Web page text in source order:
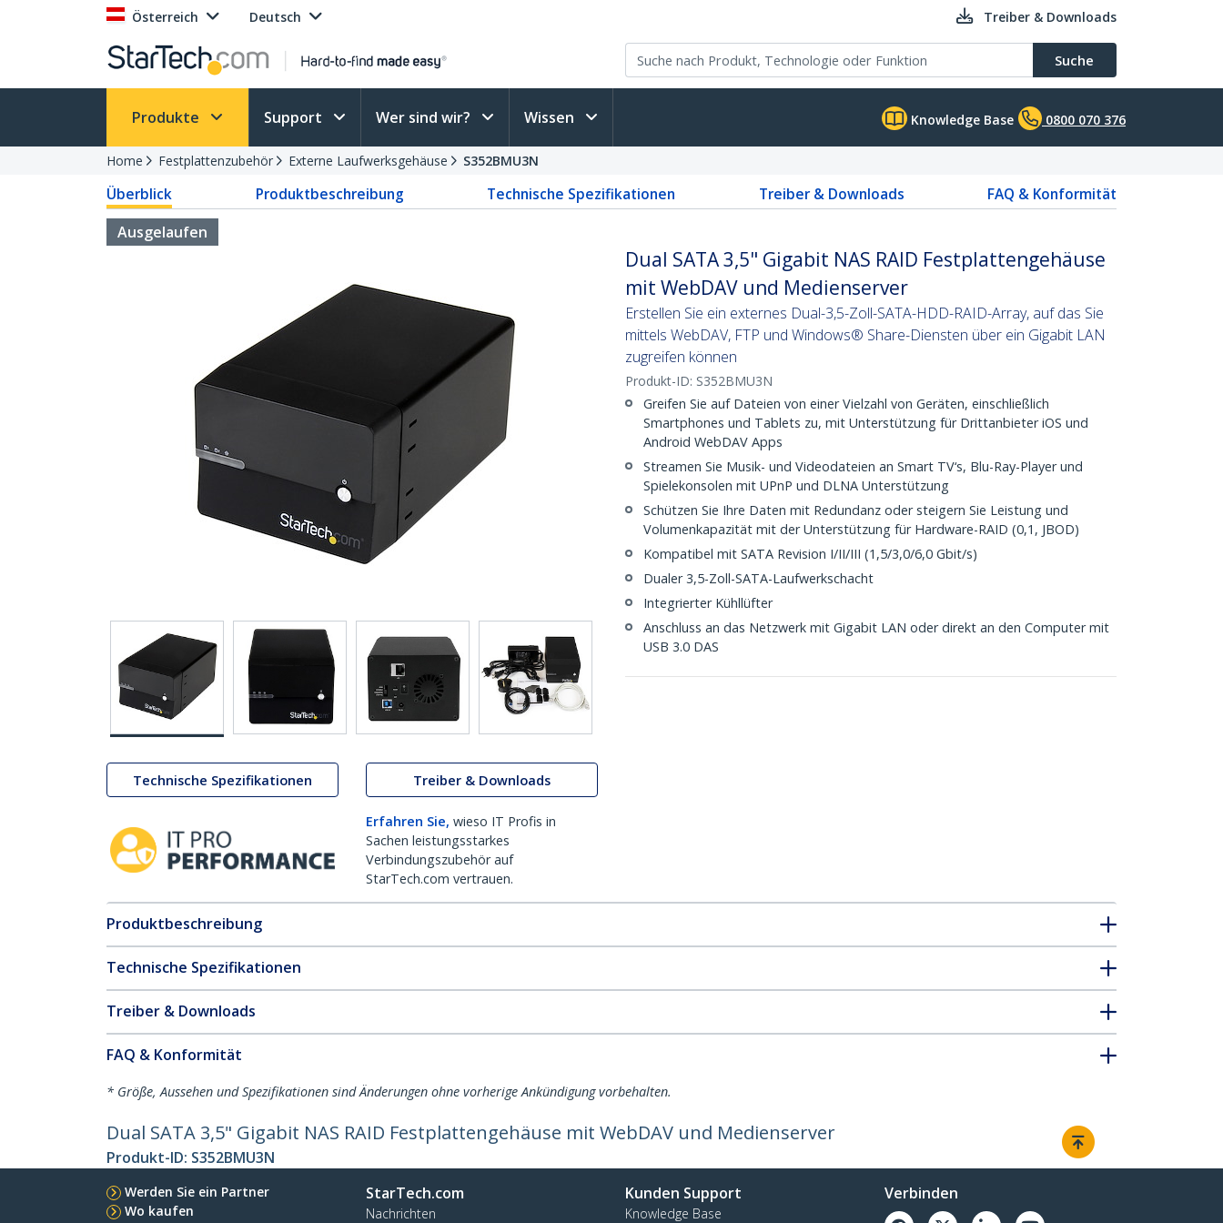
Österreich Deutsch Treiber & Downloads
Suche
Produkte Support Wer sind wir? Wissen Knowledge Base 0800 070 376
Home Festplattenzubehör Externe Laufwerksgehäuse S352BMU3N
Überblick Produktbeschreibung Technische Spezifikationen Treiber & Downloads
FAQ & Konformität
Ausgelaufen
Technische Spezifikationen Treiber & Downloads
Erfahren Sie, wieso IT Profis in
Sachen leistungsstarkes
Verbindungszubehör auf
StarTech.com vertrauen.
Dual SATA 3,5" Gigabit NAS RAID Festplattengehäuse
mit WebDAV und Medienserver
Erstellen Sie ein externes Dual-3,5-Zoll-SATA-HDD-RAID-Array, auf das Sie
mittels WebDAV, FTP und Windows® Share-Diensten über ein Gigabit LAN
zugreifen können
Produkt-ID: S352BMU3N
Greifen Sie auf Dateien von einer Vielzahl von Geräten, einschließlich
Smartphones und Tablets zu, mit Unterstützung für Drittanbieter iOS und
Android WebDAV Apps
Streamen Sie Musik- und Videodateien an Smart TV‘s, Blu-Ray-Player und
Spielekonsolen mit UPnP und DLNA Unterstützung
Schützen Sie Ihre Daten mit Redundanz oder steigern Sie Leistung und
Volumenkapazität mit der Unterstützung für Hardware-RAID (0,1, JBOD)
Kompatibel mit SATA Revision I/II/III (1,5/3,0/6,0 Gbit/s)
Dualer 3,5-Zoll-SATA-Laufwerkschacht
Integrierter Kühllüfter
Anschluss an das Netzwerk mit Gigabit LAN oder direkt an den Computer mit
USB 3.0 DAS
Produktbeschreibung
Technische Spezifikationen
Treiber & Downloads
FAQ & Konformität
* Größe, Aussehen und Spezifikationen sind Änderungen ohne vorherige Ankündigung vorbehalten.
Dual SATA 3,5" Gigabit NAS RAID Festplattengehäuse mit WebDAV und Medienserver
Produkt-ID: S352BMU3N
Werden Sie ein Partner
Wo kaufen
StarTech.com
Nachrichten
Kunden Support
Knowledge Base
Verbinden